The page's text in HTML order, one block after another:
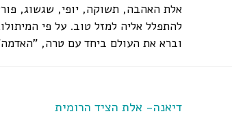
אלת האהבה, תשוקה, יופי, שגשוג,
להתפלל אליה למזל טוב. על פי
וברא את העולם ביחד עם טרה,
דיאנה- אלת הציד הרומית